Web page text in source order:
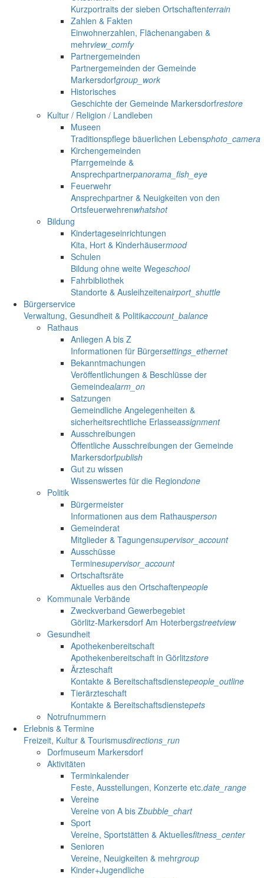
Kurzportraits der sieben Ortschaftenterrain
Zahlen & Fakten
Einwohnerzahlen, Flächenangaben &
mehrview_comfy
Partnergemeinden
Partnergemeinden der Gemeinde
Markersdorfgroup_work
Historisches
Geschichte der Gemeinde Markersdorfrestore
Kultur / Religion / Landleben
Museen
Traditionspflege bäuerlichen Lebensphoto_camera
Kirchengemeinden
Pfarrgemeinde &
Ansprechpartnerpanorama_fish_eye
Feuerwehr
Ansprechpartner & Neuigkeiten von den
Ortsfeuerwehrenwhatshot
Bildung
Kindertageseinrichtungen
Kita, Hort & Kinderhäusermood
Schulen
Bildung ohne weite Wegeschool
Fahrbibliothek
Standorte & Ausleihzeitenairport_shuttle
Bürgerservice
Verwaltung, Gesundheit & Politikaccount_balance
Rathaus
Anliegen A bis Z
Informationen für Bürgersettings_ethernet
Bekanntmachungen
Veröffentlichungen & Beschlüsse der
Gemeindealarm_on
Satzungen
Gemeindliche Angelegenheiten &
sicherheitsrechtliche Erlasseassignment
Ausschreibungen
Öffentliche Ausschreibungen der Gemeinde
Markersdorfpublish
Gut zu wissen
Wissenswertes für die Regiondone
Politik
Bürgermeister
Informationen aus dem Rathausperson
Gemeinderat
Mitglieder & Tagungensupervisor_account
Ausschüsse
Terminesupervisor_account
Ortschaftsräte
Aktuelles aus den Ortschaftenpeople
Kommunale Verbände
Zweckverband Gewerbegebiet
Görlitz-Markersdorf Am Hoterbergstreetview
Gesundheit
Apothekenbereitschaft
Apothekenbereitschaft in Görlitzstore
Ärzteschaft
Kontakte & Bereitschaftsdienstepeople_outline
Tierärzteschaft
Kontakte & Bereitschaftsdienstepets
Notrufnummern
Erlebnis & Termine
Freizeit, Kultur & Tourismusdirections_run
Dorfmuseum Markersdorf
Aktivitäten
Terminkalender
Feste, Ausstellungen, Konzerte etc.date_range
Vereine
Vereine von A bis Zbubble_chart
Sport
Vereine, Sportstätten & Aktuellesfitness_center
Senioren
Vereine, Neuigkeiten & mehrgroup
Kinder+Jugendliche